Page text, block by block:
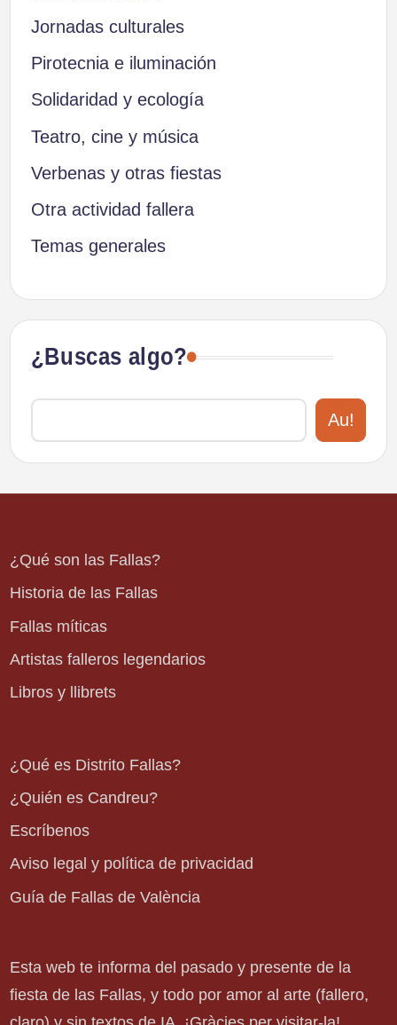
Jornadas culturales
Pirotecnia e iluminación
Solidaridad y ecología
Teatro, cine y música
Verbenas y otras fiestas
Otra actividad fallera
Temas generales
¿Buscas algo?
Au!
¿Qué son las Fallas?
Historia de las Fallas
Fallas míticas
Artistas falleros legendarios
Libros y llibrets
¿Qué es Distrito Fallas?
¿Quién es Candreu?
Escríbenos
Aviso legal y política de privacidad
Guía de Fallas de València
Esta web te informa del pasado y presente de la
fiesta de las Fallas, y todo por amor al arte (fallero,